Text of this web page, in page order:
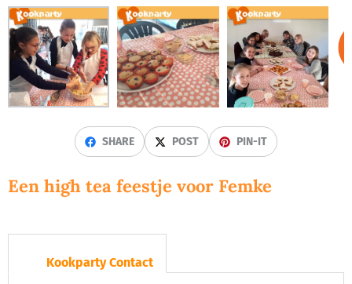
SHARE POST PIN-IT
Een high tea feestje voor Femke
Kookparty Contact